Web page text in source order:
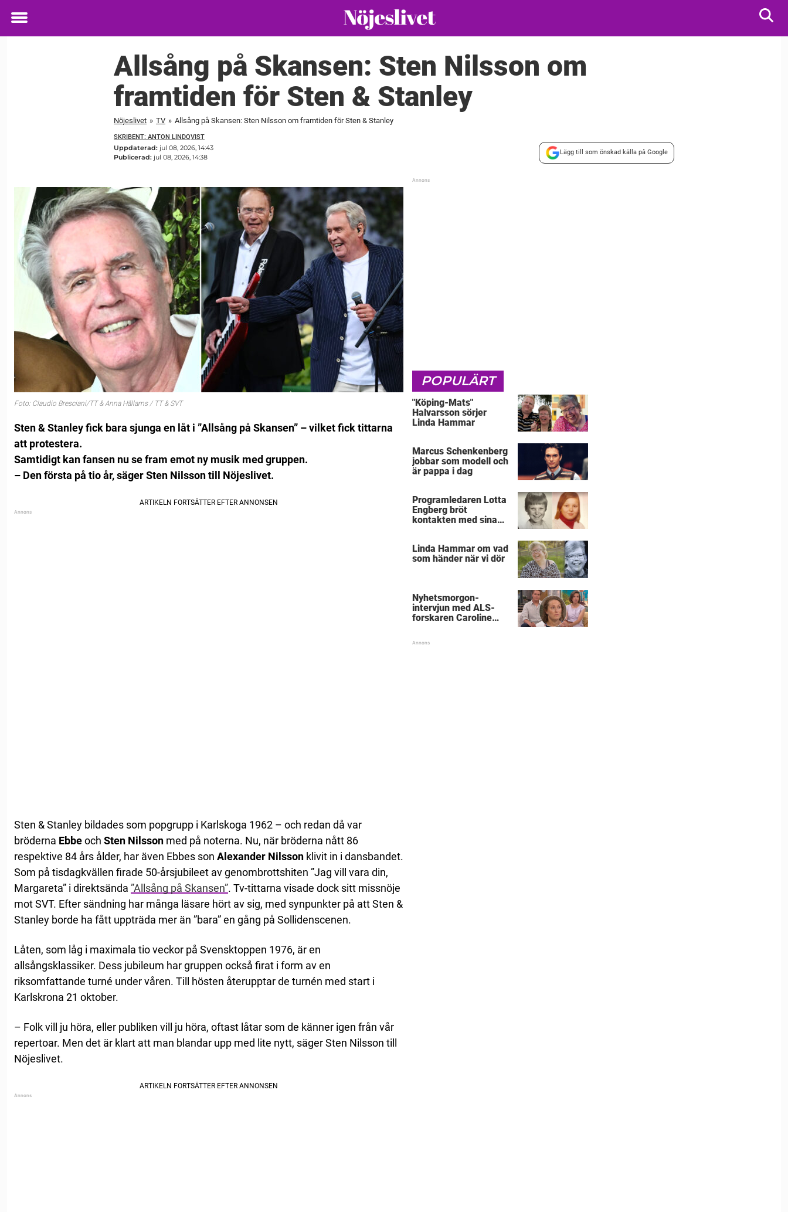
Toggle
Allsång på Skansen: Sten Nilsson om
framtiden för Sten & Stanley
Nöjeslivet » TV » Allsång på Skansen: Sten Nilsson om framtiden för Sten & Stanley
SKRIBENT: ANTON LINDQVIST
Uppdaterad: jul 08, 2026, 14:43
Publicerad: jul 08, 2026, 14:38
Lägg till som önskad källa på Google
Foto: Claudio Bresciani/TT & Anna Hållams / TT & SVT
Sten & Stanley fick bara sjunga en låt i ”Allsång på Skansen” – vilket fick tittarna
att protestera.
Samtidigt kan fansen nu se fram emot ny musik med gruppen.
– Den första på tio år, säger Sten Nilsson till Nöjeslivet.
Sten & Stanley bildades som popgrupp i Karlskoga 1962 – och redan då var
bröderna Ebbeoch Sten Nilsson med på noterna. Nu, när bröderna nått 86
respektive 84 års ålder, har även Ebbes son Alexander Nilsson klivit in i dansbandet.
Som på tisdagkvällen firade 50-årsjubileet av genombrottshiten ”Jag vill vara din,
Margareta” i direktsända ”Allsång på Skansen”. Tv-tittarna visade dock sitt missnöje
mot SVT. Efter sändning har många läsare hört av sig, med synpunkter på att Sten &
Stanley borde ha fått uppträda mer än ”bara” en gång på Sollidenscenen.
Låten, som låg i maximala tio veckor på Svensktoppen 1976, är en
allsångsklassiker. Dess jubileum har gruppen också firat i form av en
riksomfattande turné under våren. Till hösten återupptar de turnén med start i
Karlskrona 21 oktober.
– Folk vill ju höra, eller publiken vill ju höra, oftast låtar som de känner igen från vår
repertoar. Men det är klart att man blandar upp med lite nytt, säger Sten Nilsson till
Nöjeslivet.
POPULÄRT
"Köping-Mats"
Halvarsson sörjer
Linda Hammar
Marcus Schenkenberg
jobbar som modell och
är pappa i dag
Programledaren Lotta
Engberg bröt
kontakten med sina
Linda Hammar om vad
som händer när vi dör
Nyhetsmorgon-
intervjun med ALS-
forskaren Caroline